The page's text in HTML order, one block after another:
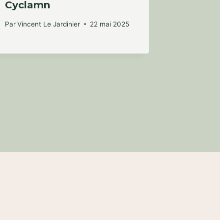
Cyclamn
Par Vincent Le Jardinier 22 mai 2025